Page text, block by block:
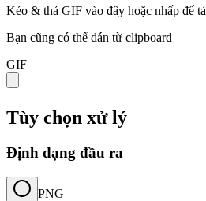
Kéo & thả GIF vào đây hoặc nhấp để
Bạn cũng có thể dán từ clipboard
GIF
Tùy chọn xử lý
Định dạng đầu ra
PNG